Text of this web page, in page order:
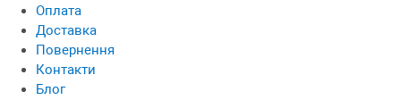
Оплата
Доставка
Повернення
Контакти
Блог